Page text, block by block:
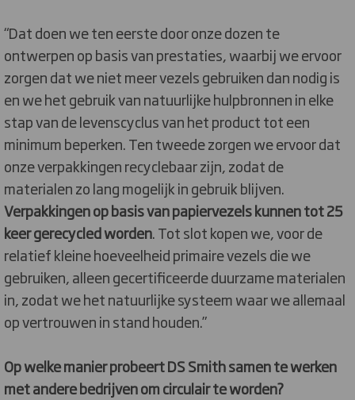
“Dat doen we ten eerste door onze dozen te
ontwerpen op basis van prestaties, waarbij we ervoor
zorgen dat we niet meer vezels gebruiken dan nodig is
en we het gebruik van natuurlijke hulpbronnen in elke
stap van de levenscyclus van het product tot een
minimum beperken. Ten tweede zorgen we ervoor dat
onze verpakkingen recyclebaar zijn, zodat de
materialen zo lang mogelijk in gebruik blijven.
Verpakkingen op basis van papiervezels kunnen tot 25
keer gerecycled worden. Tot slot kopen we, voor de
relatief kleine hoeveelheid primaire vezels die we
gebruiken, alleen gecertificeerde duurzame materialen
in, zodat we het natuurlijke systeem waar we allemaal
op vertrouwen in stand houden.”
Op welke manier probeert DS Smith samen te werken
met andere bedrijven om circulair te worden?